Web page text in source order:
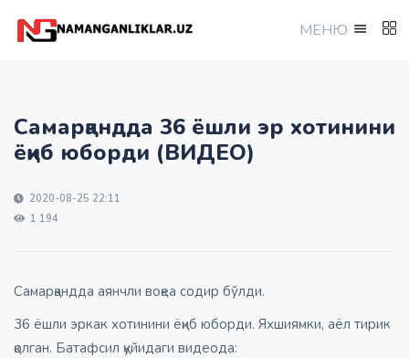
МEНЮ
Самарқандда 36 ёшли эр хотинини
ёқиб юборди (ВИДЕО)
2020-08-25 22:11
1 194
Самарқандда аянчли воқеа содир бўлди.
36 ёшли эркак хотинини ёқиб юборди. Яхшиямки, аёл тирик
қолган. Батафсил қуйидаги видеода: